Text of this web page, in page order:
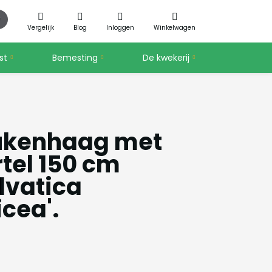
Vergelijk Blog Inloggen Winkelwagen
Bemesting De kwekerij
met
150 cm